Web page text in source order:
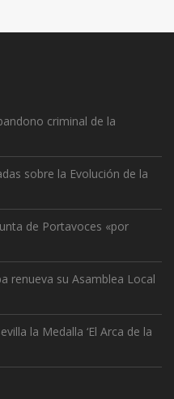
criminal de la
sobre la Evolución de la
de Portavoces «por
renueva su Asamblea Local
la Medalla ‘El Arca de la